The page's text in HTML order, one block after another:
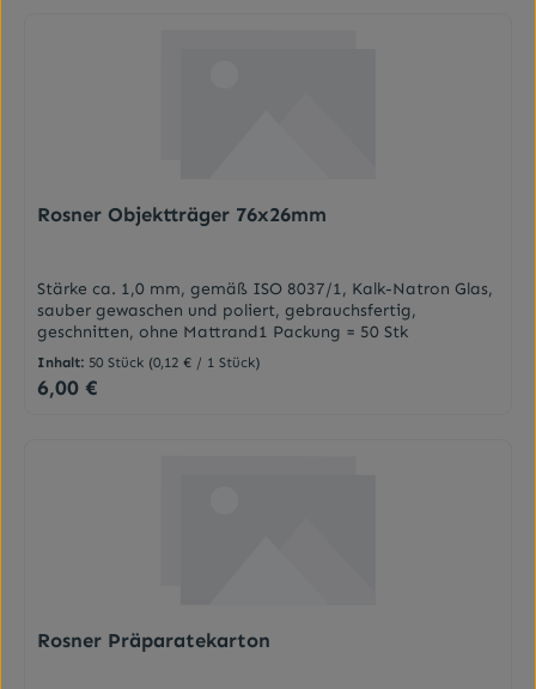
Rosner Objektträger 76x26mm
Stärke ca. 1,0 mm, gemäß ISO 8037/1, Kalk-Natron Glas,
sauber gewaschen und poliert, gebrauchsfertig,
geschnitten, ohne Mattrand1 Packung = 50 Stk
Inhalt: 50 Stück (0,12 € / 1 Stück)
Regulärer Preis:
6,00 €
Rosner Präparatekarton